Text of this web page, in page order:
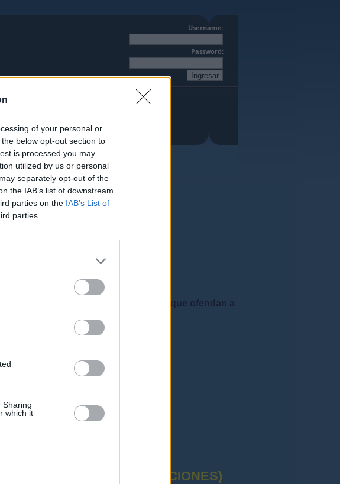
of your personal or
below opt-out section to
is processed you may
utilized by us or personal
separately opt-out of the
the IAB’s list of downstream
parties on the IAB’s List of
parties.
Sharing
which it
Username:
Password:
LOS FOROS
2026
moderado. No se admiten mensajes que ofendan a
y ortografía correctas"
ACTUAL (OPOSICIONES)